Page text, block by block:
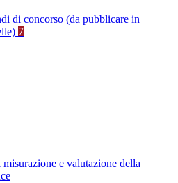
di concorso (da pubblicare in
7
misurazione e valutazione della